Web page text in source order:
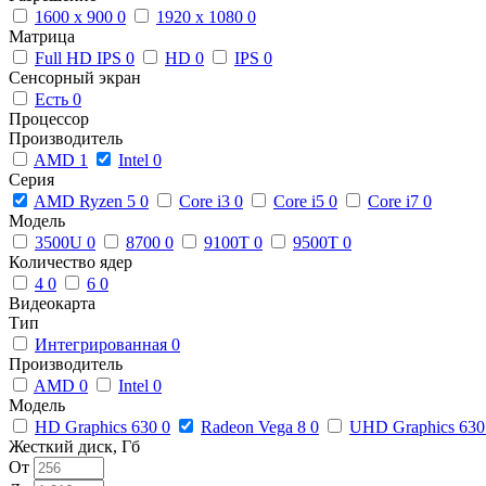
1600 x 900 0 1920 x 1080 0
Матрица
Full HD IPS 0 HD 0 IPS 0
Сенсорный экран
Есть 0
Процессор
Производитель
AMD 1 Intel 0
Серия
AMD Ryzen 5 0 Core i3 0 Core i5 0 Core i7 0
Модель
3500U 0 8700 0 9100T 0 9500T 0
Количество ядер
4 0 6 0
Видеокарта
Тип
Интегрированная 0
Производитель
AMD 0 Intel 0
Модель
HD Graphics 630 0 Radeon Vega 8 0
UHD Graphics
Жесткий диск, Гб
От